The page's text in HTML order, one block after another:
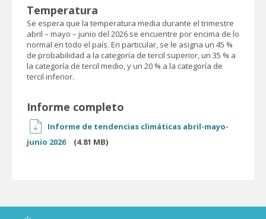
Temperatura
Se espera que la temperatura media durante el trimestre
abril – mayo – junio del 2026 se encuentre por encima de lo
normal en todo el país. En particular, se le asigna un 45 %
de probabilidad a la categoría de tercil superior, un 35 % a
la categoría de tercil medio, y un 20 % a la categoría de
tercil inferior.
Informe completo
Informe de tendencias climáticas abril-mayo-
junio 2026
(4.81 MB)